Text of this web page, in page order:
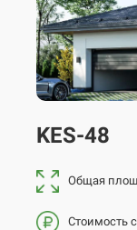
KES-48
Общая
Стоимость